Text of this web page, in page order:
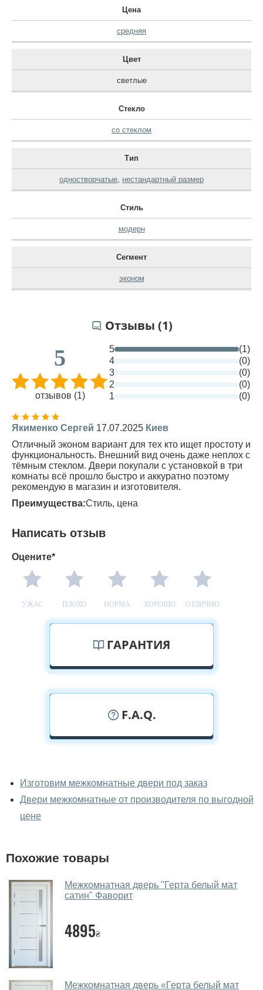
Цена
средняя
Цвет
светлые
Стекло
со стеклом
Тип
одностворчатые нестандартный размер
Стиль
модерн
Сегмент
эконом
Отзывы (1)
5
отзывов (1)
5
(1)
4
(0)
3
(0)
2
(0)
1
(0)
Якименко Сергей 17.07.2025 Киев
Отличный эконом вариант для тех кто ищет простоту и
функциональность. Внешний вид очень даже неплох с
тёмным стеклом. Двери покупали с установкой в три
комнаты всё прошло быстро и аккуратно поэтому
рекомендую в магазин и изготовителя.
Преимущества:Стиль, цена
Написать отзыв
Оцените*
УЖАС ПЛОХО НОРМА ХОРОШО ОТЛИЧНО
ГАРАНТИЯ
F.A.Q.
межкомнатные двери фаворит
вживую?
Да, можно посмотреть межкомнатные двери фаворит
дверей.
межкомнатные двери фаворит?
Да. Мы консультируем покупателей
через мессенджеры, онлайн чат или непосредственно
Изготовим межкомнатные двери под заказ
Двери межкомнатные от производителя по выгодной
цене
Похожие товары
Межкомнатная дверь "Герта белый мат
сатин" Фаворит
4895₴
Межкомнатная дверь «Герта белый мат